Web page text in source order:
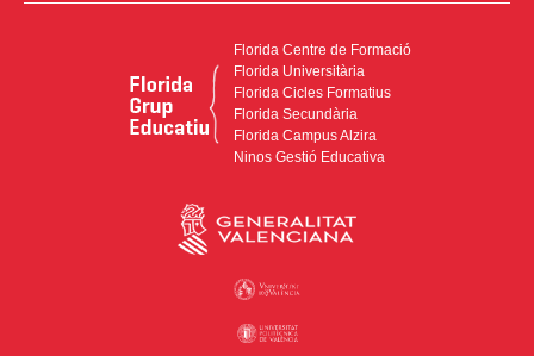
Florida Centre de Formació
Florida Universitària
Florida Cicles Formatius
Florida Secundària
Florida Campus Alzira
Ninos Gestió Educativa